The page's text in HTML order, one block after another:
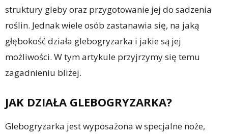
struktury gleby oraz przygotowanie jej do sadzenia
roślin. Jednak wiele osób zastanawia się, na jaką
głębokość działa glebogryzarka i jakie są jej
możliwości. W tym artykule przyjrzymy się temu
zagadnieniu bliżej.
JAK DZIAŁA GLEBOGRYZARKA?
Glebogryzarka jest wyposażona w specjalne noże,